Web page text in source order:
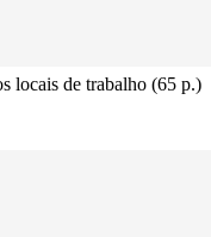
locais de trabalho (65 p.)